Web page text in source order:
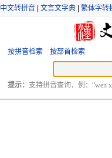
中文转拼音 文言文字典 繁体字转
按拼音检索 按部首检索
提示： 支持拼音查询，例：“wen